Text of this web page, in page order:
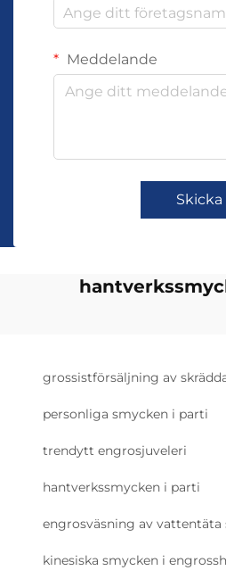
Meddelande
Skicka
grossistförsäljning av
personliga smycken i parti
trendytt engrosjuveleri
hantverkssmycken i parti
engrosväsning av vattentäta
kinesiska smycken i